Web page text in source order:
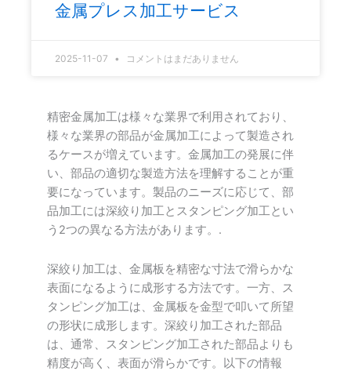
金属プレス加工サービス
2025-11-07 コメントはまだありません
精密金属加工は様々な業界で利用されており、
様々な業界の部品が金属加工によって製造され
るケースが増えています。金属加工の発展に伴
い、部品の適切な製造方法を理解することが重
要になっています。製品のニーズに応じて、部
品加工には深絞り加工とスタンピング加工とい
う2つの異なる方法があります。.
深絞り加工は、金属板を精密な寸法で滑らかな
表面になるように成形する方法です。一方、ス
タンピング加工は、金属板を金型で叩いて所望
の形状に成形します。深絞り加工された部品
は、通常、スタンピング加工された部品よりも
精度が高く、表面が滑らかです。以下の情報